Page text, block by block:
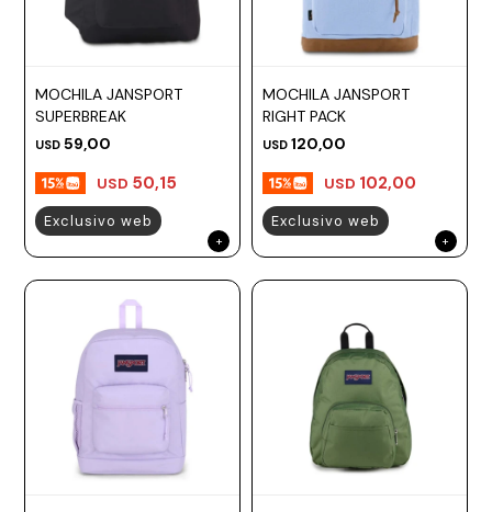
MOCHILA JANSPORT
SUPERBREAK
USD 59,00
USD 50,15
Exclusivo web
MOCHILA JANSPORT
RIGHT PACK
USD 120,00
USD 102,00
Exclusivo web